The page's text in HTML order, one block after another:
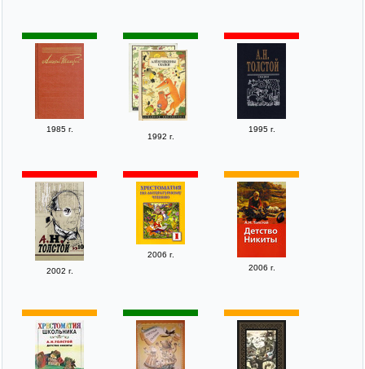
1985 г.
1992 г.
1995 г.
2002 г.
2006 г.
2006 г.